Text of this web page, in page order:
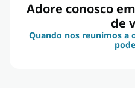
Adore conosco
de
Quando nos reunimos a